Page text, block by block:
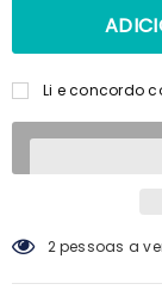
Li e concordo
2pessoas a